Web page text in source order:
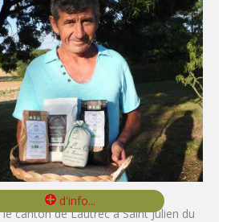
le canton de Lautrec à Saint Julien du